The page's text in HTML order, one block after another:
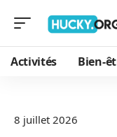
Activités Bien-
8 juillet 2026